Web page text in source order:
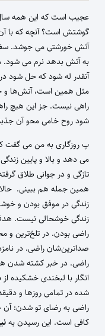
عجیب است که این همه سال
گوشتش است؟ آنچه که با
آتش خورشتی می جوشد.
به آتش بدهد نرم می
آنقدر له شود که حل شود
مثل همین است، آتش‌ها و
راهی نیست. جز این هیچ
شود روح خامی محو آن
پ روزگاری به من می گفت
می دهد و بالا و پایین
تازگی و در جوانی طلاق
همین جمله هم ببینی.
زندگی در موفق بودن و
زندگی خوشحالی نیست.
راضی بودن. در تلخ‌ترین و
صداترین‌شان راضی. در
راضی. در خبر کشته شدن
انگار با لبخندی خشکیده
شده در تمامی روزها و
راضی به رضای تو شدن: آن
کافی است. این رسیدن به